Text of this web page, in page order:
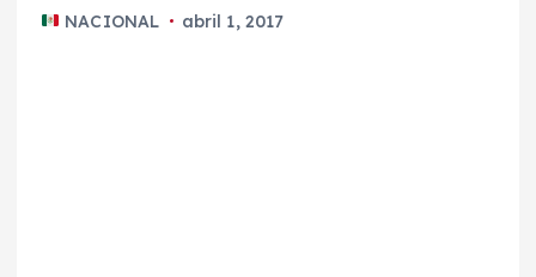
NACIONAL abril 1, 2017